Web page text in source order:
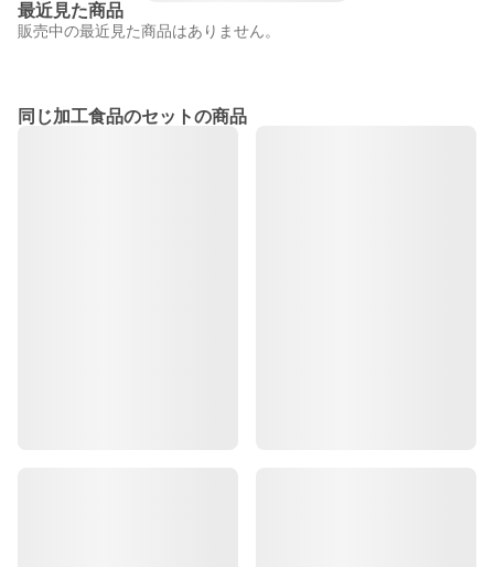
最近見た商品
販売中の最近見た商品はありません。
同じ加工食品のセットの商品